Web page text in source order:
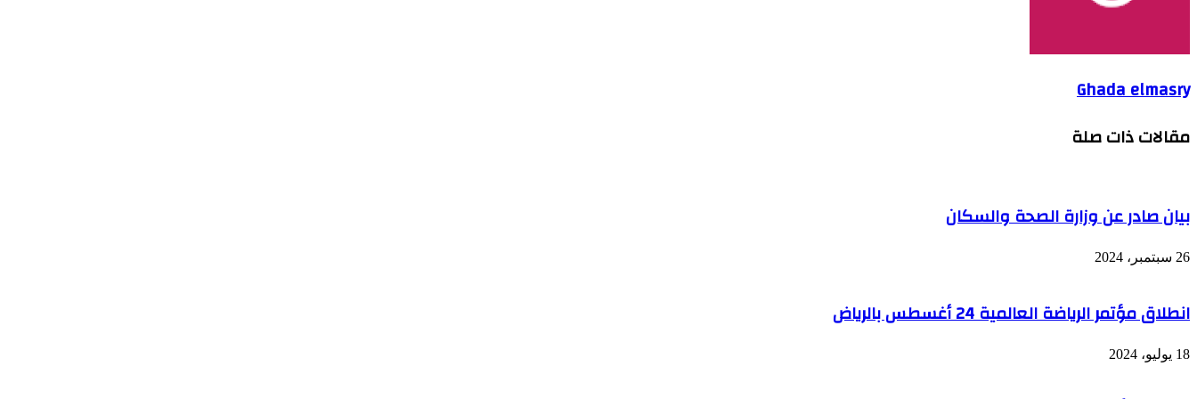
Ghada elmasry
مقالات ذات صلة
بيان صادر عن وزارة الصحة والسكان
26 سبتمبر، 2024
انطلاق مؤتمر الرياضة العالمية 24 أغسطس بالرياض
18 يوليو، 2024